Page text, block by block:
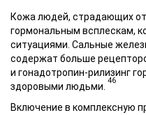
Кожа людей, страдающих от
гормональным всплескам,
ситуациями. Сальные
содержат больше
и гонадотропин-рилизинг
здоровыми людьми.
46
Включение в комплексную